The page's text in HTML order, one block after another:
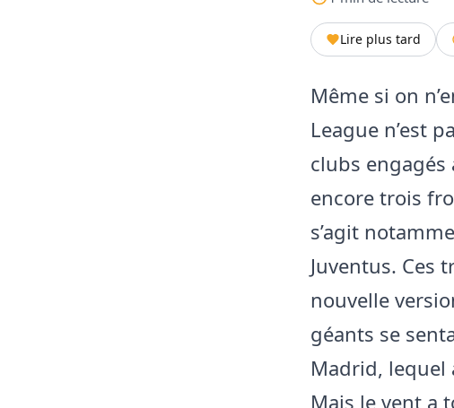
Lire plus tard
Même si on
League n’est
clubs
encore trois
s’agit
Juventus. Ces
nouvelle
géants se
Madrid, lequel
Mais le vent a